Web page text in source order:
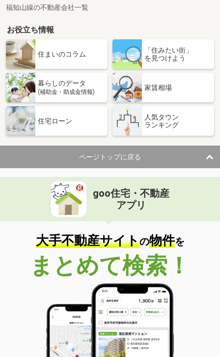
福知山線の不動産会社一覧
お役立ち情報
住まいのコラム
「住みたい街」
を見つけよう
暮らしのデータ
(補助金・助成金情報)
家賃相場
住宅ローン
人気タウン
ランキング
ページトップに戻る
goo住宅・不動産
アプリ
大手不動産サイトの物件を
まとめて検索！